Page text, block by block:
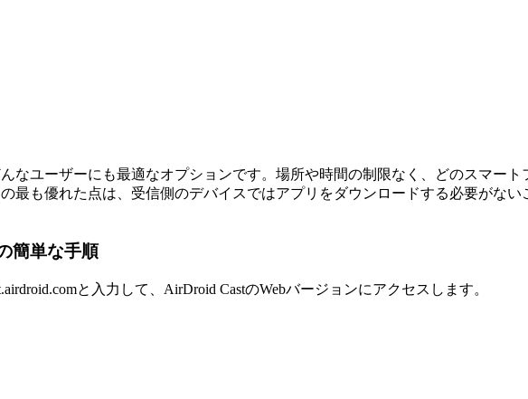
なユーザーにも最適なオプションです。場所や時間の制限なく、どのスマー
最も優れた点は、受信側のデバイスではアプリをダウンロードする必要がな
簡単な手順
と入力して、AirDroid CastのWebバージョンにアクセスします。